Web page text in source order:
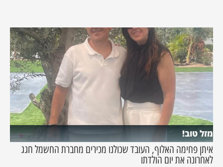
מזל טוב!
איתן פחימה האלוף, העובד שכולנו מכירים מחברת החשמל חגג
לאחרונה את יום הולדתו